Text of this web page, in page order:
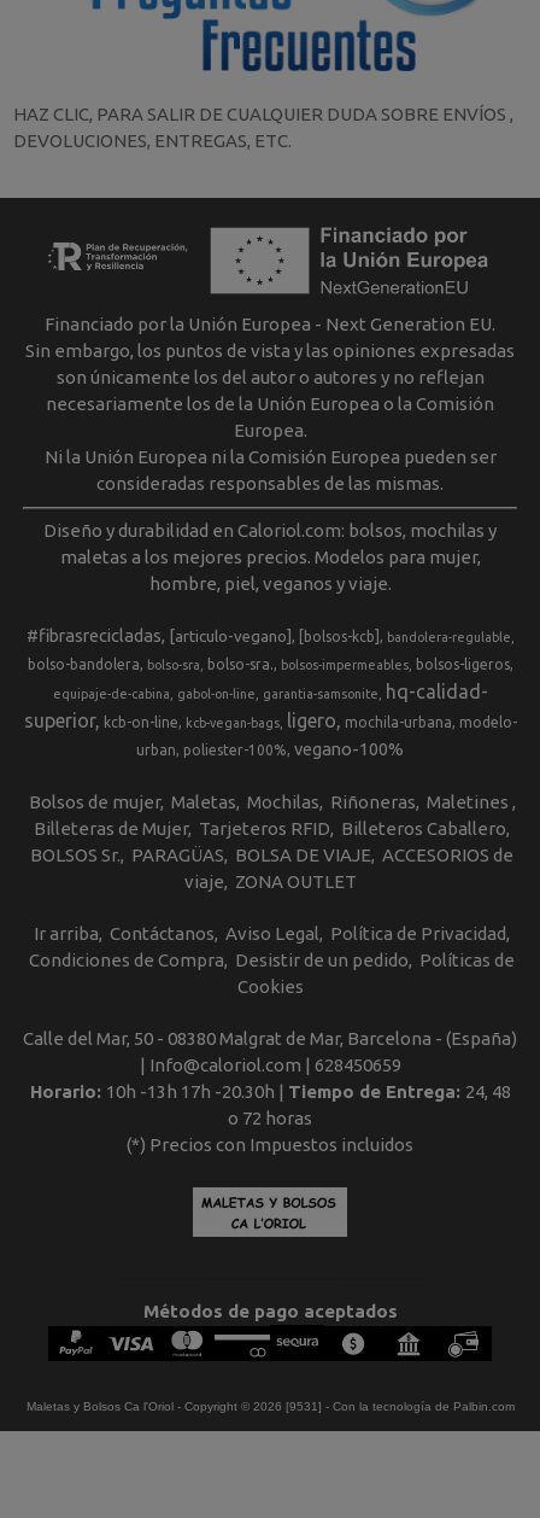
HAZ CLIC, PARA SALIR DE CUALQUIER DUDA SOBRE ENVÍOS ,
DEVOLUCIONES, ENTREGAS, ETC.
Financiado por la Unión Europea - Next Generation EU.
Sin embargo, los puntos de vista y las opiniones expresadas
son únicamente los del autor o autores y no reflejan
necesariamente los de la Unión Europea o la Comisión
Europea.
Ni la Unión Europea ni la Comisión Europea pueden ser
consideradas responsables de las mismas.
Diseño y durabilidad en Caloriol.com: bolsos, mochilas y
maletas a los mejores precios. Modelos para mujer,
hombre, piel, veganos y viaje.
#fibrasrecicladas [articulo-vegano] [bolsos-kcb] bandolera-regulable
bolso-bandolera bolso-sra bolso-sra. bolsos-impermeables bolsos-ligeros
equipaje-de-cabina gabol-on-line garantia-samsonite
hq-calidad-
superior
kcb-on-line kcb-vegan-bags ligero mochila-urbana
modelo-
urban
poliester-100% vegano-100%
Bolsos de mujer Maletas Mochilas Riñoneras Maletines
Billeteras de Mujer Tarjeteros RFID
Billeteros Caballero
BOLSOS Sr.
PARAGÜAS BOLSA DE VIAJE ACCESORIOS de
viaje
ZONA OUTLET
Ir arriba Contáctanos Aviso Legal
Política de Privacidad
Condiciones de Compra
Desistir de un pedido
Políticas de
Cookies
Calle del Mar, 50 - 08380 Malgrat de Mar, Barcelona - (España)
| Info@caloriol.com | 628450659
Horario: 10h -13h 17h -20.30h | Tiempo de Entrega: 24, 48
o 72 horas
(*) Precios con Impuestos incluidos
Métodos de pago aceptados
Maletas y Bolsos Ca l'Oriol- Copyright © 2026 [9531] - Con la tecnología de Palbin.com